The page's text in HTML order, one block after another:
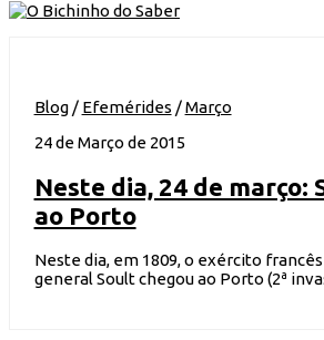
Blog/ Efemérides /Março
24 de Março de 2015
Neste dia, 24 de março:
ao Porto
Neste dia, em 1809, o exército
general Soult chegou ao Porto (2ª